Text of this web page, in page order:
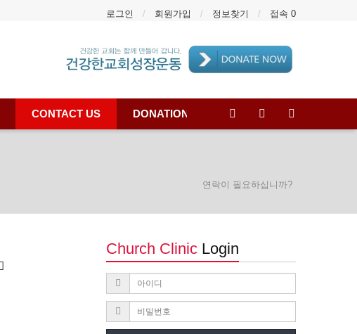
로그인 회원가입 정보찾기 접속 0
CONTACT US DONATION
연락이 필요하십니까?
Church Clinic Login